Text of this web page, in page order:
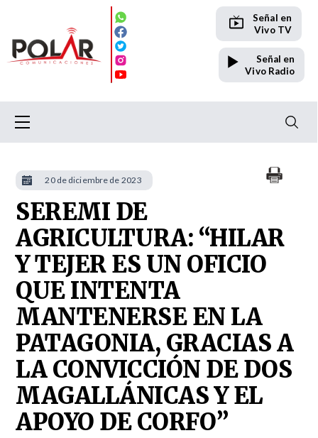
Señal en
Vivo TV
Señal en
Vivo Radio
SEREMI DE
AGRICULTURA: “HILAR
Y TEJER ES UN OFICIO
QUE INTENTA
MANTENERSE EN LA
PATAGONIA, GRACIAS A
LA CONVICCIÓN DE DOS
MAGALLÁNICAS Y EL
APOYO DE CORFO”
20 de diciembre de 2023